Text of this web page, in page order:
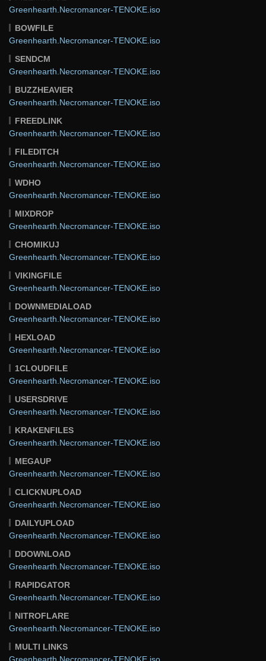
Greenhearth.Necromancer-TENOKE.iso
BOWFILE
Greenhearth.Necromancer-TENOKE.iso
SENDCM
Greenhearth.Necromancer-TENOKE.iso
BUZZHEAVIER
Greenhearth.Necromancer-TENOKE.iso
FREEDLINK
Greenhearth.Necromancer-TENOKE.iso
FILEDITCH
Greenhearth.Necromancer-TENOKE.iso
WDHO
Greenhearth.Necromancer-TENOKE.iso
MIXDROP
Greenhearth.Necromancer-TENOKE.iso
CHOMIKUJ
Greenhearth.Necromancer-TENOKE.iso
VIKINGFILE
Greenhearth.Necromancer-TENOKE.iso
DOWNMEDIALOAD
Greenhearth.Necromancer-TENOKE.iso
HEXLOAD
Greenhearth.Necromancer-TENOKE.iso
1CLOUDFILE
Greenhearth.Necromancer-TENOKE.iso
USERSDRIVE
Greenhearth.Necromancer-TENOKE.iso
KRAKENFILES
Greenhearth.Necromancer-TENOKE.iso
MEGAUP
Greenhearth.Necromancer-TENOKE.iso
CLICKNUPLOAD
Greenhearth.Necromancer-TENOKE.iso
DAILYUPLOAD
Greenhearth.Necromancer-TENOKE.iso
DDOWNLOAD
Greenhearth.Necromancer-TENOKE.iso
RAPIDGATOR
Greenhearth.Necromancer-TENOKE.iso
NITROFLARE
Greenhearth.Necromancer-TENOKE.iso
MULTI LINKS
Greenhearth.Necromancer-TENOKE.iso